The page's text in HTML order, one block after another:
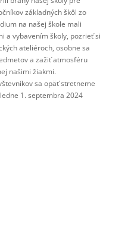
základných škôl zo
na našej škole mali
a vybavením školy, pozrieť si
ateliéroch, osobne sa
a zažiť atmosféru
našimi žiakmi.
sa opäť stretneme
1. septembra 2024